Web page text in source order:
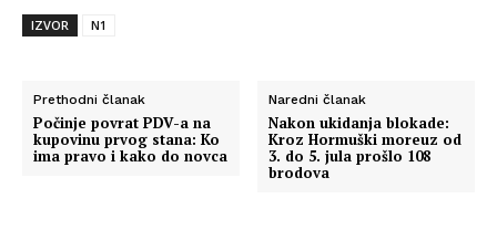
IZVOR N1
Prethodni članak
Počinje povrat PDV-a na
kupovinu prvog stana: Ko
ima pravo i kako do novca
Naredni članak
Nakon ukidanja blokade:
Kroz Hormuški moreuz od
3. do 5. jula prošlo 108
brodova